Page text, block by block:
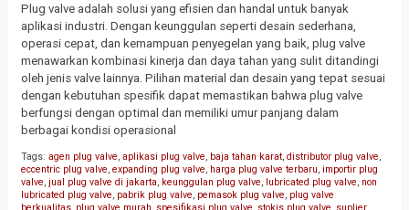
Plug valve adalah solusi yang efisien dan handal untuk banyak
aplikasi industri. Dengan keunggulan seperti desain sederhana,
operasi cepat, dan kemampuan penyegelan yang baik, plug valve
menawarkan kombinasi kinerja dan daya tahan yang sulit ditandingi
oleh jenis valve lainnya. Pilihan material dan desain yang tepat sesuai
dengan kebutuhan spesifik dapat memastikan bahwa plug valve
berfungsi dengan optimal dan memiliki umur panjang dalam
berbagai kondisi operasional
Tags: agen plug valve, aplikasi plug valve, baja tahan karat, distributor plug valve,
eccentric plug valve, expanding plug valve, harga plug valve terbaru, importir plug
valve, jual plug valve di jakarta, keunggulan plug valve, lubricated plug valve, non
lubricated plug valve, pabrik plug valve, pemasok plug valve, plug valve